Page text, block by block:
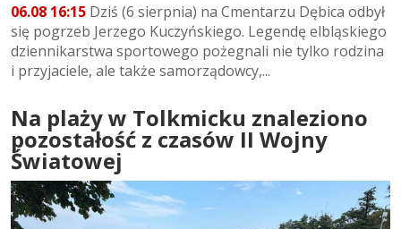
06.08 16:15 Dziś (6 sierpnia) na Cmentarzu Dębica odbył
się pogrzeb Jerzego Kuczyńskiego. Legendę elbląskiego
dziennikarstwa sportowego pożegnali nie tylko rodzina
i przyjaciele, ale także samorządowcy,...
Na plaży w Tolkmicku znaleziono
pozostałość z czasów II Wojny
Światowej